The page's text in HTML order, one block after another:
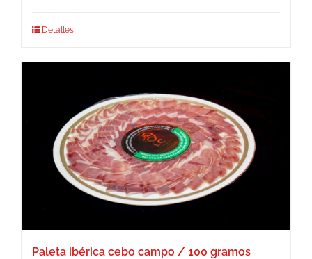
Detalles
Paleta ibérica cebo campo / 100 gramos